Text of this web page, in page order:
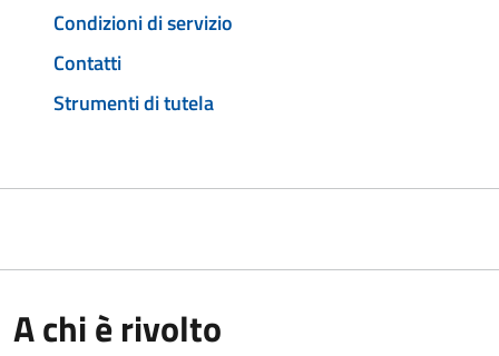
Condizioni di servizio
Contatti
Strumenti di tutela
A chi è rivolto